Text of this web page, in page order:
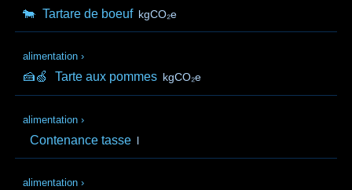
🐄 Tartare de boeuf kgCO₂e
alimentation ›
🍰🍏 Tarte aux pommes kgCO₂e
alimentation ›
Contenance tasse l
alimentation ›